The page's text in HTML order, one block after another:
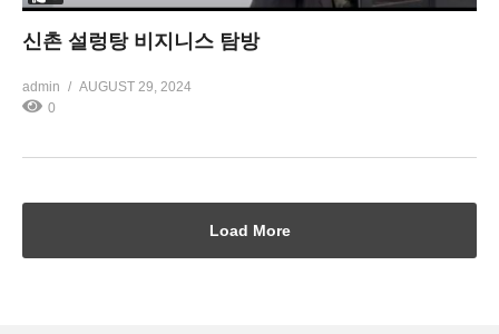
신촌 설렁탕 비지니스 탐방
admin
AUGUST 29, 2024
0
Load More